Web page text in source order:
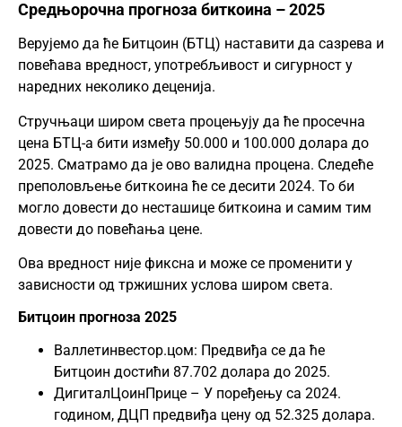
Средњорочна прогноза биткоина – 2025
Верујемо да ће Битцоин (БТЦ) наставити да сазрева и
повећава вредност, употребљивост и сигурност у
наредних неколико деценија.
Стручњаци широм света процењују да ће просечна
цена БТЦ-а бити између 50.000 и 100.000 долара до
2025. Сматрамо да је ово валидна процена. Следеће
преполовљење биткоина ће се десити 2024. То би
могло довести до несташице биткоина и самим тим
довести до повећања цене.
Ова вредност није фиксна и може се променити у
зависности од тржишних услова широм света.
Битцоин прогноза 2025
Валлетинвестор.цом: Предвиђа се да ће
Битцоин достићи 87.702 долара до 2025.
ДигиталЦоинПрице – У поређењу са 2024.
годином, ДЦП предвиђа цену од 52.325 долара.